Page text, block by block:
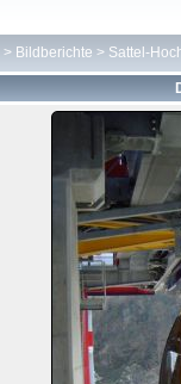
> Bildberichte > Sattel-